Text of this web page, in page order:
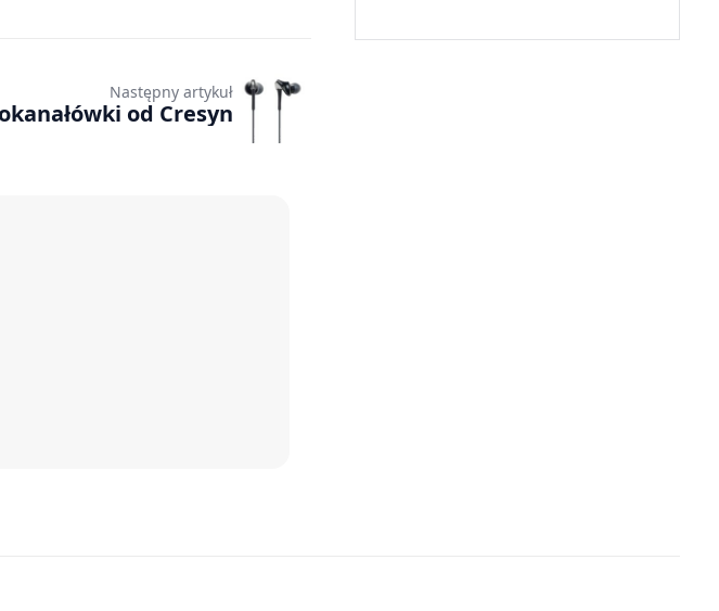
Następny artykuł
od Cresyn